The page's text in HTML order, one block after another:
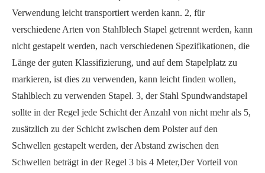
Verwendung leicht transportiert werden kann. 2, für
verschiedene Arten von Stahlblech Stapel getrennt werden, kann
nicht gestapelt werden, nach verschiedenen Spezifikationen, die
Länge der guten Klassifizierung, und auf dem Stapelplatz zu
markieren, ist dies zu verwenden, kann leicht finden wollen,
Stahlblech zu verwenden Stapel. 3, der Stahl Spundwandstapel
sollte in der Regel jede Schicht der Anzahl von nicht mehr als 5,
zusätzlich zu der Schicht zwischen dem Polster auf den
Schwellen gestapelt werden, der Abstand zwischen den
Schwellen beträgt in der Regel 3 bis 4 Meter,Der Vorteil von